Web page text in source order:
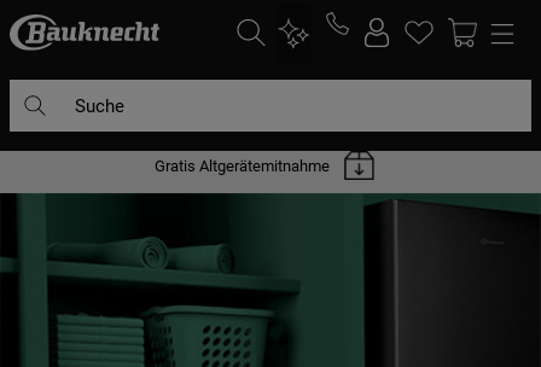
Suche
Gratis Altgerätemitnahme
DIE HÄUFIGSTEN SUCHANFRAGEN
geschirrspülern
kühlgefrierkombination